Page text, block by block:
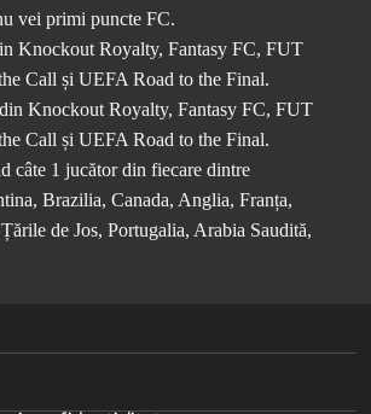
vei primi puncte FC.
Knockout Royalty, Fantasy FC, FUT
Call și UEFA Road to the Final.
Knockout Royalty, Fantasy FC, FUT
Call și UEFA Road to the Final.
câte 1 jucător din fiecare dintre
Brazilia, Canada, Anglia, Franța,
de Jos, Portugalia, Arabia Saudită,